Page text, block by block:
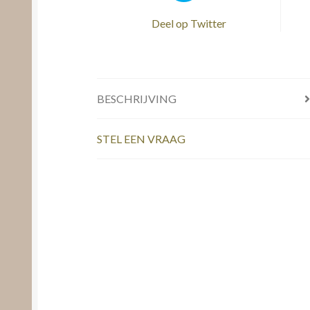
Deel op Twitter
BESCHRIJVING
STEL EEN VRAAG